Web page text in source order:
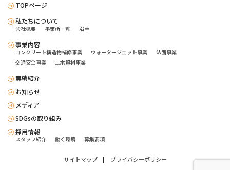
TOPページ
私たちについて
会社概要 事業所一覧 沿革
事業内容
コンクリート構造物補修事業 ウォータージェット事業
法面事業
交通安全事業
土木資材事業
実績紹介
お知らせ
メディア
SDGsの取り組み
採用情報
スタッフ紹介 働く環境 募集要項
サイトマップ プライバシーポリシー